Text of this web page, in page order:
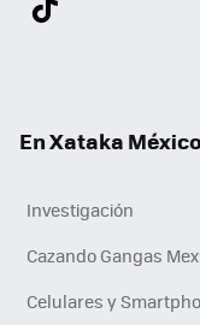
En Xataka
Investigación
Cazando Gangas
Celulares y